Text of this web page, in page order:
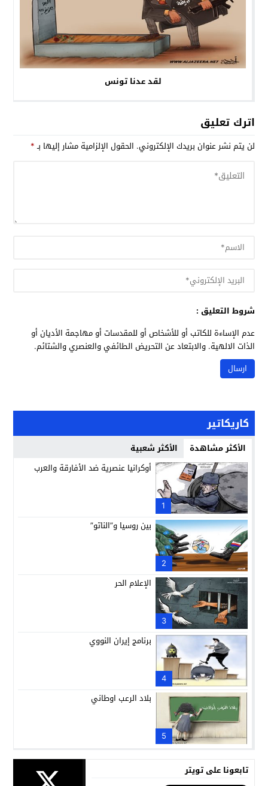
لقد عدنا تونس
اترك تعليق
لن يتم نشر عنوان بريدك الإلكتروني. الحقول الإلزامية مشار إليها بـ*
شروط التعليق :
عدم الإساءة للكاتب أو للأشخاص أو للمقدسات أو مهاجمة الأديان أو
الذات الالهية. والابتعاد عن التحريض الطائفي والعنصري والشتائم.
كاريكاتير
الأكثر مشاهدة الأكثر شعبية
1
أوكرانيا عنصرية ضد الأفارقة والعرب
2
بين روسيا و”الناتو”
3
الإعلام الحر
4
برنامج إيران النووي
5
بلاد الرعب اوطاني
تابعونا على تويتر